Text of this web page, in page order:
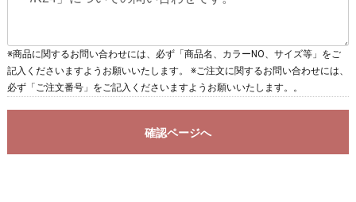
※商品に関するお問い合わせには、必ず「商品名、カラーNO、サイズ等」をご
記入くださいますようお願いいたします。 ※ご注文に関するお問い合わせには、
必ず「ご注文番号」をご記入くださいますようお願いいたします。。
確認ページへ